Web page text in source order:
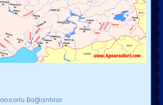
Bağlantılar